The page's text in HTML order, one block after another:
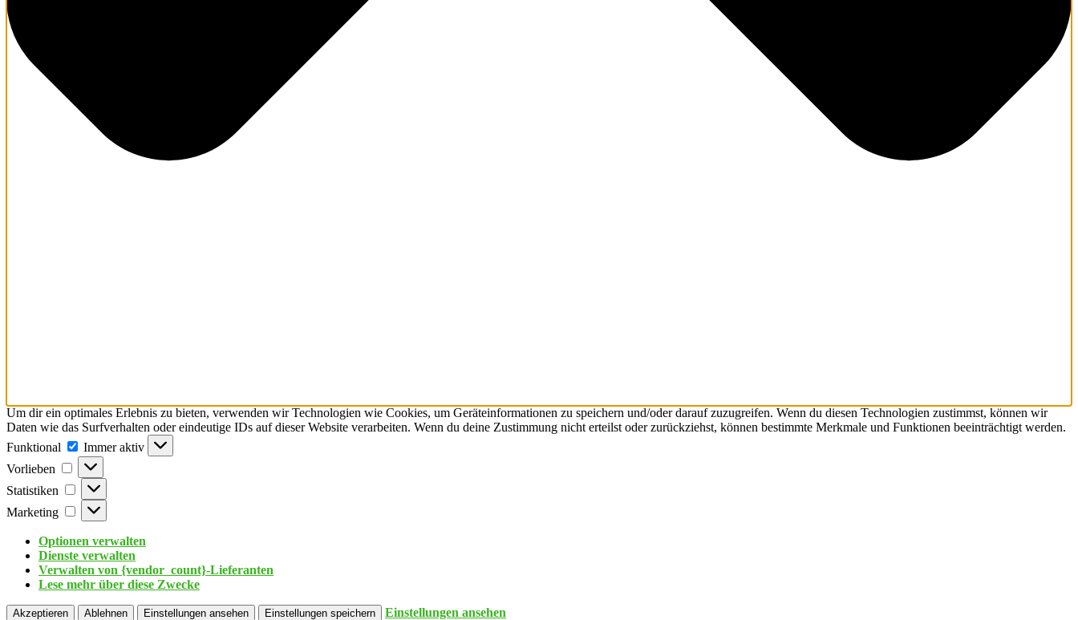
Um dir ein optimales Erlebnis zu bieten, verwenden wir Technologien wie Cookies, um Geräteinformationen zu speichern und/oder darauf zuzugreifen. Wenn du diesen Technologien zustimmst, können wir
Daten wie das Surfverhalten oder eindeutige IDs auf dieser Website verarbeiten. Wenn du deine Zustimmung nicht erteilst oder zurückziehst, können bestimmte Merkmale und Funktionen beeinträchtigt werden.
Funktional
Immer aktiv
Vorlieben
Statistiken
Marketing
Optionen verwalten
Dienste verwalten
Verwalten von {vendor_count}-Lieferanten
Lese mehr über diese Zwecke
Akzeptieren Ablehnen Einstellungen ansehen Einstellungen speichern Einstellungen ansehen